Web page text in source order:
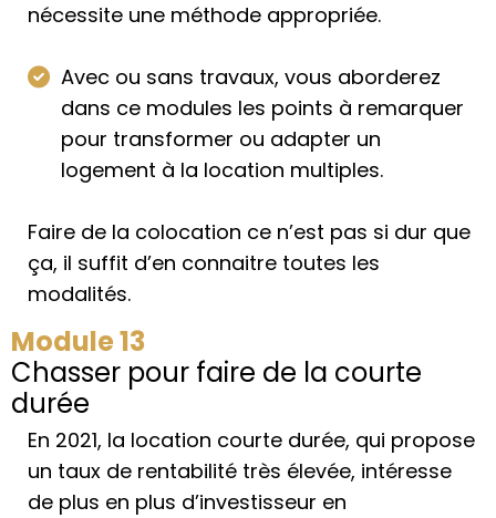
nécessite une méthode appropriée.
Avec ou sans travaux, vous aborderez
dans ce modules les points à remarquer
pour transformer ou adapter un
logement à la location multiples.
Faire de la colocation ce n’est pas si dur que
ça, il suffit d’en connaitre toutes les
modalités.
Module 13
Chasser pour faire de la courte
durée
En 2021, la location courte durée, qui propose
un taux de rentabilité très élevée, intéresse
de plus en plus d’investisseur en